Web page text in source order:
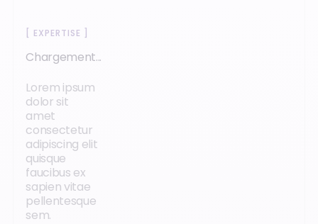
EXPERTISE
Chargement...
Lorem ipsum
dolor sit
amet
consectetur
adipiscing elit
quisque
faucibus ex
sapien vitae
pellentesque
sem.